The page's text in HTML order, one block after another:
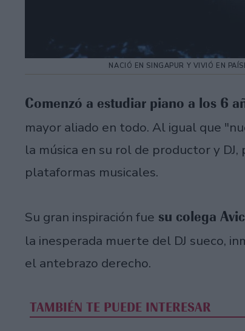
NACIÓ EN SINGAPUR Y VIVIÓ EN
Comenzó a estudiar piano a los 6
mayor aliado en todo. Al igual que
la música en su rol de productor y
plataformas musicales.
Su gran inspiración fue su colega
la inesperada muerte del DJ sueco,
el antebrazo derecho.
TAMBIÉN TE PUEDE INTERESAR